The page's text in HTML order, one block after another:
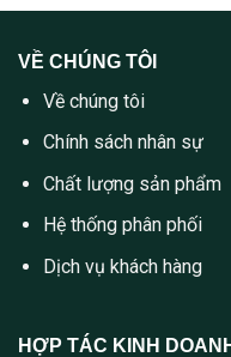
VỀ CHÚNG TÔI
Về chúng tôi
Chính sách nhân sự
Chất lượng sản phẩm
Hệ thống phân phối
Dịch vụ khách hàng
HỢP TÁC KINH